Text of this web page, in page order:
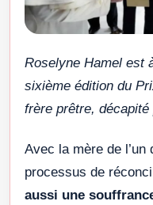
Roselyne Hamel est
sixième édition du
frère prêtre,
Avec la mère de
processus de
aussi une